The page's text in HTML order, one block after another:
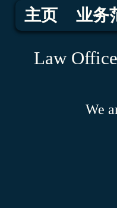
主页 业务
Law
We